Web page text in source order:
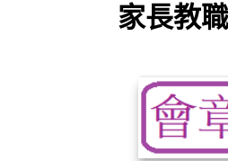
家長教